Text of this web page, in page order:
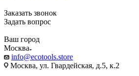
Заказать звонок
Задать вопрос
Ваш город
Москва
info@ecotools.store
Москва, ул. Гвардейская, д.5, к.2